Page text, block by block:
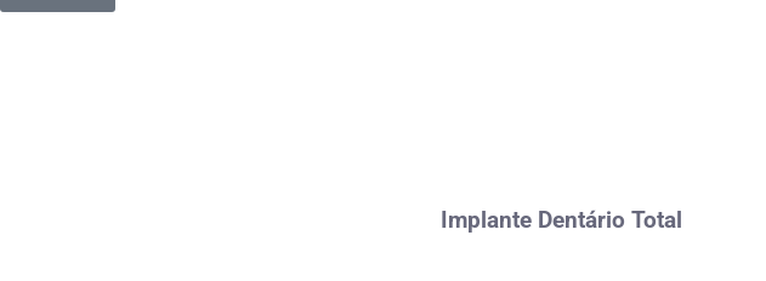
Implante Dentário Total